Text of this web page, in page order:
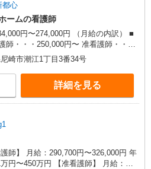
都心
ームの看護師
円〜274,000円 （月給の内訳） ■
師・・・250,000円〜 准看護師・・・
種手当：4,000円 ※時間外勤務手
給。 ※経験・能力等を考慮します。
崎市潮江1丁目3番34号
詳細を見る
護師】 月給：290,700円〜326,000円 年
万円 【准看護師】 月給：